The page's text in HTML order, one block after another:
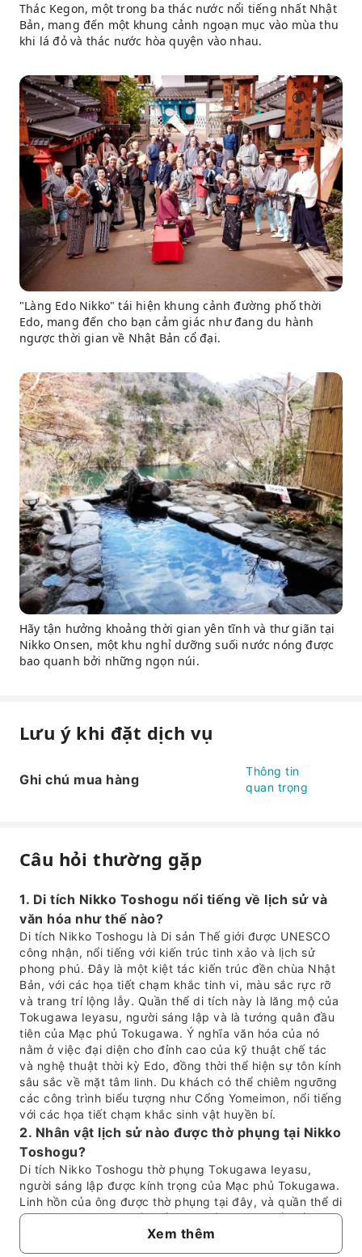
Thác Kegon, một trong ba thác nước nổi tiếng nhất Nhật
Bản, mang đến một khung cảnh ngoạn mục vào mùa thu
khi lá đỏ và thác nước hòa quyện vào nhau.
"Làng Edo Nikko" tái hiện khung cảnh đường phố thời
Edo, mang đến cho bạn cảm giác như đang du hành
ngược thời gian về Nhật Bản cổ đại.
Hãy tận hưởng khoảng thời gian yên tĩnh và thư giãn tại
Nikko Onsen, một khu nghỉ dưỡng suối nước nóng được
bao quanh bởi những ngọn núi.
Lưu ý khi đặt dịch vụ
Ghi chú mua hàng
Thông tin
quan trọng
Câu hỏi thường gặp
1. Di tích Nikko Toshogu nổi tiếng về lịch sử và
văn hóa như thế nào?
Di tích Nikko Toshogu là Di sản Thế giới được UNESCO
công nhận, nổi tiếng với kiến trúc tinh xảo và lịch sử
phong phú. Đây là một kiệt tác kiến trúc đền chùa Nhật
Bản, với các họa tiết chạm khắc tinh vi, màu sắc rực rỡ
và trang trí lộng lẫy. Quần thể di tích này là lăng mộ của
Tokugawa Ieyasu, người sáng lập và là tướng quân đầu
tiên của Mạc phủ Tokugawa. Ý nghĩa văn hóa của nó
nằm ở việc đại diện cho đỉnh cao của kỹ thuật chế tác
và nghệ thuật thời kỳ Edo, đồng thời thể hiện sự tôn kính
sâu sắc về mặt tâm linh. Du khách có thể chiêm ngưỡng
các công trình biểu tượng như Cổng Yomeimon, nổi tiếng
với các họa tiết chạm khắc sinh vật huyền bí.
2. Nhân vật lịch sử nào được thờ phụng tại Nikko
Toshogu?
Di tích Nikko Toshogu thờ phụng Tokugawa Ieyasu,
người sáng lập được kính trọng của Mạc phủ Tokugawa.
Linh hồn của ông được thờ phụng tại đây, và quần thể di
tích này là nơi an nghỉ cuối cùng của ông. Thiết kế và
xây dựng lộng lẫy của di tích phản ánh sự tôn trọng và
quyền lực to lớn gắn liền với Ieyasu, người đã thống nhất
Xem thêm